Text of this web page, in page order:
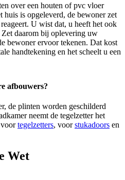
over een houten of pvc vloer
is opgeleverd, de bewoner zet
U wist dat, u heeft het ook
Zet daarom bij oplevering uw
bewoner ervoor tekenen. Dat kost
handtekening en het scheelt u een
afbouwers?
de plinten worden geschilderd
neemt de tegelzetter het
tegelzetters, voorstukadoors en
Wet